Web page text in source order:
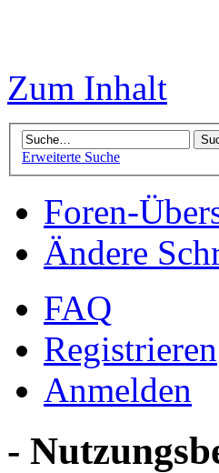
Zum Inhalt
Erweiterte Suche
Foren-
Ändere
FAQ
Registrieren
Anmelden
-